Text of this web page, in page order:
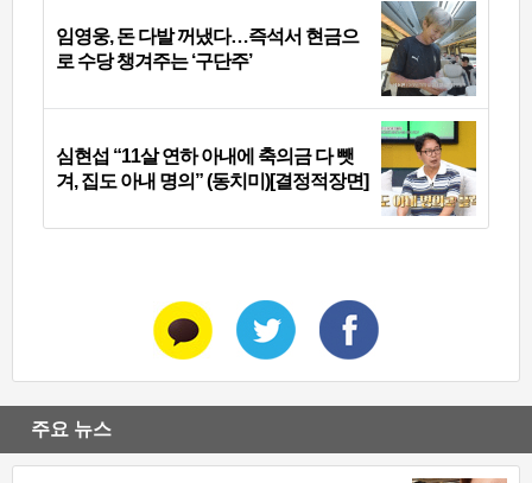
임영웅, 돈 다발 꺼냈다…즉석서 현금으
로 수당 챙겨주는 ‘구단주’
심현섭 “11살 연하 아내에 축의금 다 뺏
겨, 집도 아내 명의” (동치미)[결정적장면]
주요 뉴스